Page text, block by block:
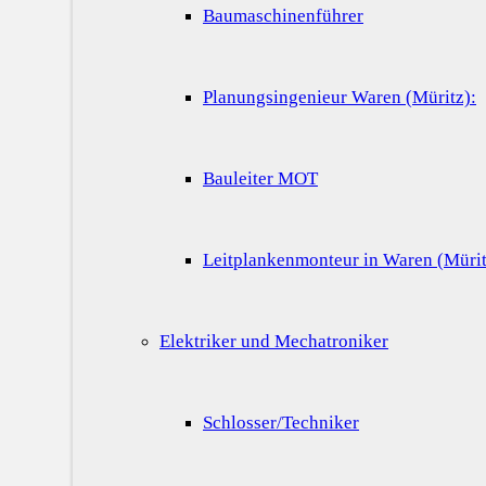
Baumaschinenführer
Planungsingenieur Waren (Müritz):
Bauleiter MOT
Leitplankenmonteur in Waren
Elektriker und Mechatroniker
Schlosser/Techniker